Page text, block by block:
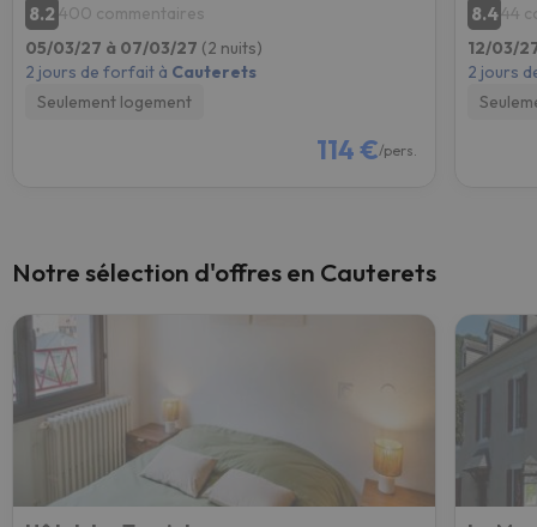
8.2 400 commentaires
05/03/27 à 07/03/27 (2 nuits)
2 jours de forfait à Cauterets
Seulement logement
114 €/pers.
8.444
12/03/
2 jours
Notre sélection d'offres en Cauterets